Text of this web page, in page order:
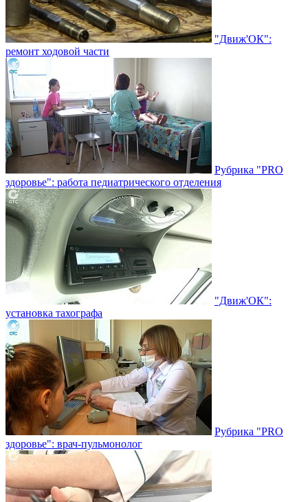
"Движ'ОК":
ремонт ходовой части
Рубрика "PRO
здоровье": работа педиатрического отделения
"Движ'ОК":
установка тахографа
Рубрика "PRO
здоровье": врач-пульмонолог